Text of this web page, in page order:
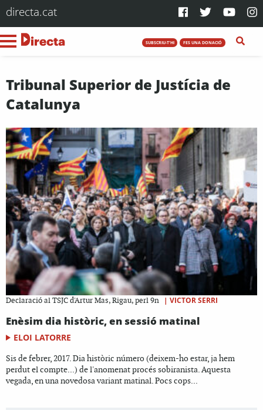
directa.cat
SUBSCRIU-T'HI FES UNA DONACIÓ
Tribunal Superior de Justícia de
Catalunya
Declaració al TSJC d'Artur Mas, Rigau, perl 9n | VICTOR SERRI
Enèsim dia històric, en sessió matinal
ELOI LATORRE
Sis de febrer, 2017. Dia històric número (deixem-ho estar, ja hem
perdut el compte...) de l'anomenat procés sobiranista. Aquesta
vegada, en una novedosa variant matinal. Pocs cops...